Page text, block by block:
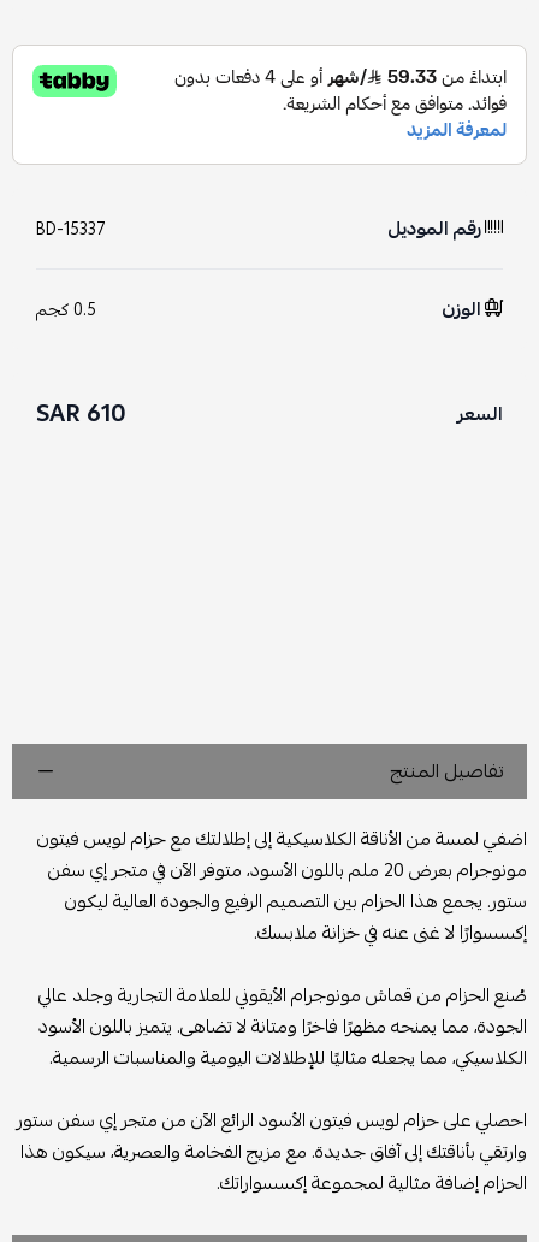
رقم الموديل BD-15337
الوزن 0.5 كجم
السعر 610 SAR
تفاصيل المنتج
اضفي لمسة من الأناقة الكلاسيكية إلى إطلالتك مع حزام لويس فيتون
مونوجرام بعرض 20 ملم باللون الأسود، متوفر الآن في متجر إي سفن
ستور. يجمع هذا الحزام بين التصميم الرفيع والجودة العالية ليكون
إكسسوارًا لا غنى عنه في خزانة ملابسك.
صُنع الحزام من قماش مونوجرام الأيقوني للعلامة التجارية وجلد عالي
الجودة، مما يمنحه مظهرًا فاخرًا ومتانة لا تضاهى. يتميز باللون الأسود
الكلاسيكي، مما يجعله مثاليًا للإطلالات اليومية والمناسبات الرسمية.
احصلي على حزام لويس فيتون الأسود الرائع الآن من متجر إي سفن ستور
وارتقي بأناقتك إلى آفاق جديدة. مع مزيج الفخامة والعصرية، سيكون هذا
الحزام إضافة مثالية لمجموعة إكسسواراتك.